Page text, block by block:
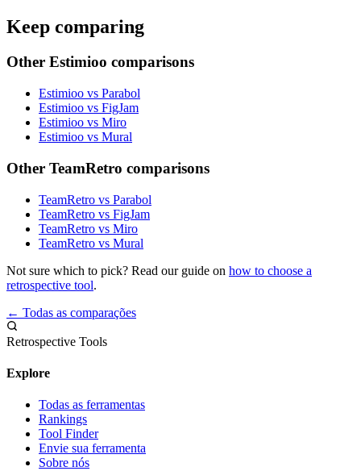
Keep comparing
Other Estimioo comparisons
Estimioo vs Parabol
Estimioo vs FigJam
Estimioo vs Miro
Estimioo vs Mural
Other TeamRetro comparisons
TeamRetro vs Parabol
TeamRetro vs FigJam
TeamRetro vs Miro
TeamRetro vs Mural
Not sure which to pick? Read our guide on how to choose a
retrospective tool.
← Todas as comparações
Retrospective Tools
Explore
Todas as ferramentas
Rankings
Tool Finder
Envie sua ferramenta
Sobre nós